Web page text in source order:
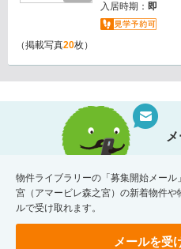
入居時期： 即
（掲載写真20枚）
物件ライブラリーの「募集開始メー
宮（アマービレ森之宮）の新着物件
ルで受け取れます。
メールを受